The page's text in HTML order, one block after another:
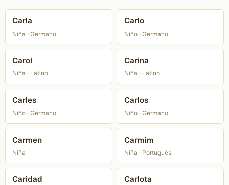
Carla
Niña · Germano
Carlo
Niño · Germano
Carol
Niña · Latino
Carina
Niña · Latino
Carles
Niño · Germano
Carlos
Niño · Germano
Carmen
Niña
Carmim
Niña · Portugués
Caridad Carlota